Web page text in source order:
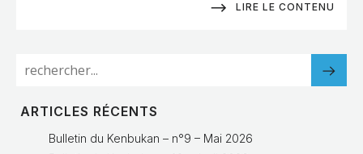
LIRE LE CONTENU
ARTICLES RÉCENTS
Bulletin du Kenbukan – n°9 – Mai 2026